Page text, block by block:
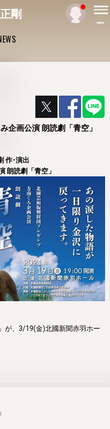
MENU
剛
企画公演 朗読劇「青空」
作･演出
朗読劇「青空」
が、3/19(金)北國新聞赤羽ホー